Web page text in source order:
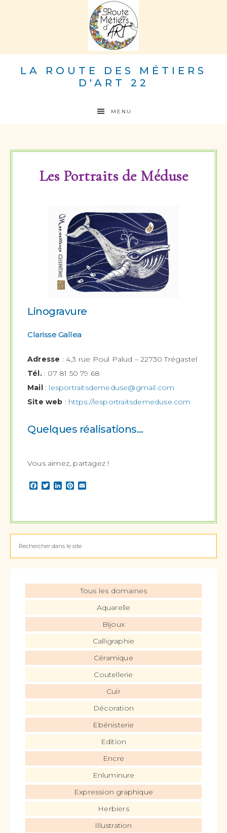
LA ROUTE DES MÉTIERS
D'ART 22
MENU
Les Portraits de Méduse
Linogravure
Clarisse Gallea
Adresse : 4,3 rue Poul Palud – 22730 Trégastel
Tél.: 07 81 50 79 68
Mail: lesportraitsdemeduse@gmail.com
Site web : https://lesportraitsdemeduse.com
Quelques réalisations…
Vous aimez, partagez !
Facebook
TwitterLinkedIn
Pinterest
Tous les domaines
Aquarelle
Bijoux
Calligraphie
Céramique
Coutellerie
Cuir
Décoration
Ebénisterie
Edition
Encre
Enluminure
Expression graphique
Herbiers
Illustration